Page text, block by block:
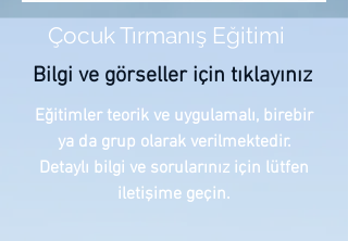
Çocuk Tırmanış Eğitimi
Bilgi ve görseller için tıklayınız
Eğitimler teorik ve uygulamalı, birebir
ya da grup olarak verilmektedir.
Detaylı bilgi ve sorularınız için lütfen
iletişime geçin.